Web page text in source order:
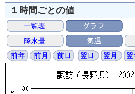
１時間ごとの値